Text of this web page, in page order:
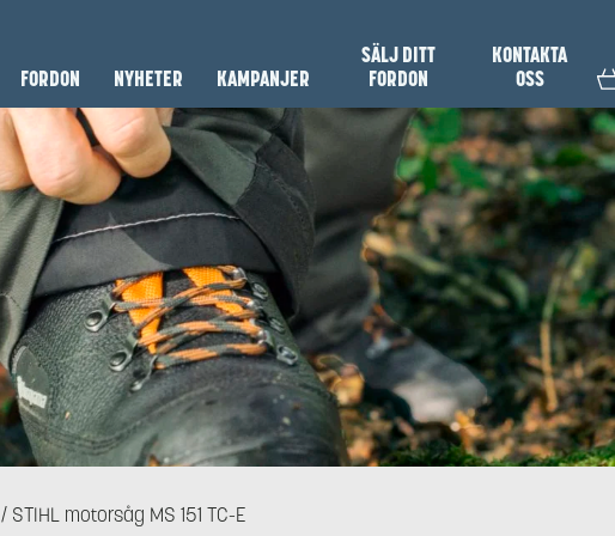
FORDON NYHETER KAMPANJER
SÄLJ DITT
FORDON
KONTAKTA
OSS
/ STIHL motorsåg MS 151 TC-E